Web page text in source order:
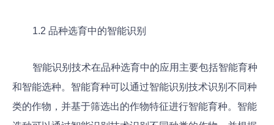
1.2 品种选育中的智能识别
智能识别技术在品种选育中的应用主要包括智能育种
和智能选种。智能育种可以通过智能识别技术识别不同种
类的作物，并基于筛选出的作物特征进行智能育种。智能